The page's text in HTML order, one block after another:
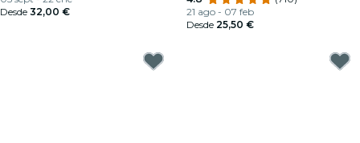
Desde 32,00 €
21 ago - 07 feb
Desde 25,50 €